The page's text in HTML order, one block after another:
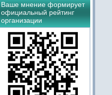
Ваше мнение формирует
официальный рейтинг
организации